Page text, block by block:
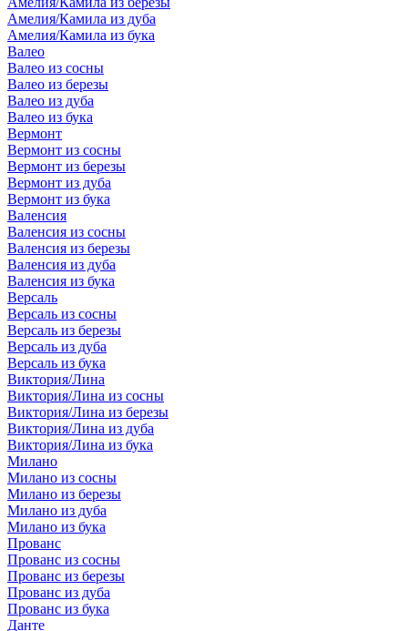
Амелия/Камила из дуба
Амелия/Камила из бука
Валео
Валео из сосны
Валео из березы
Валео из дуба
Валео из бука
Вермонт
Вермонт из сосны
Вермонт из березы
Вермонт из дуба
Вермонт из бука
Валенсия
Валенсия из сосны
Валенсия из березы
Валенсия из дуба
Валенсия из бука
Версаль
Версаль из сосны
Версаль из березы
Версаль из дуба
Версаль из бука
Виктория/Лина
Виктория/Лина из сосны
Виктория/Лина из березы
Виктория/Лина из дуба
Виктория/Лина из бука
Милано
Милано из сосны
Милано из березы
Милано из дуба
Милано из бука
Прованс
Прованс из сосны
Прованс из березы
Прованс из дуба
Прованс из бука
Данте